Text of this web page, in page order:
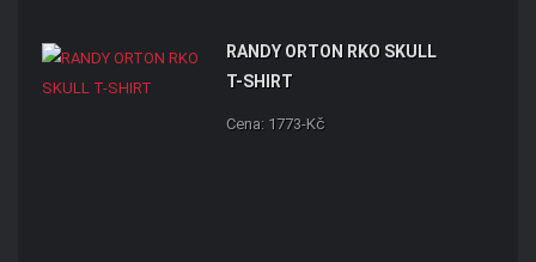
RANDY ORTON RKO SKULL
T-SHIRT
Cena: 1773-Kč